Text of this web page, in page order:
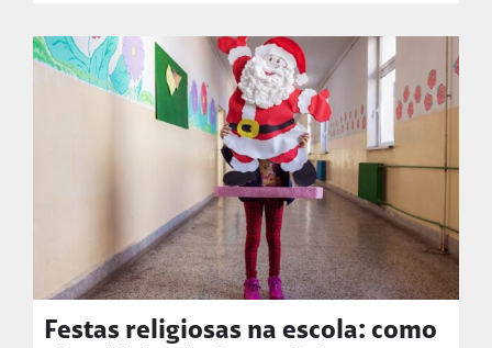
Festas religiosas na escola: como